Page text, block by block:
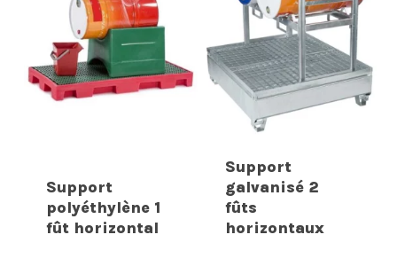
Support
polyéthylène 1
fût horizontal
Support
galvanisé 2
fûts
horizontaux